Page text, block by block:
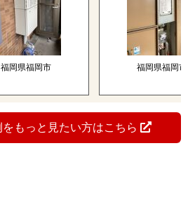
県福岡市 福岡県福岡市
もっと見たい方はこちら